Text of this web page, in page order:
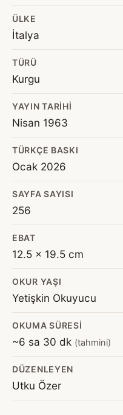
ÜLKE
İtalya
TÜRÜ
Kurgu
YAYIN TARIHI
Nisan 1963
TÜRKÇE BASKI
Ocak 2026
SAYFA SAYISI
256
EBAT
12.5 x 19.5 cm
OKUR YAŞI
Yetişkin Okuyucu
OKUMA SÜRESI
~6 sa 30 dk (tahmini)
DÜZENLEYEN
Utku Özer